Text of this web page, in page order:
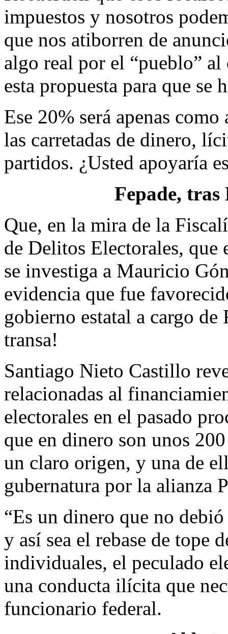
impuestos y nosotros
que nos atiborren de
algo real por el “pueblo”
esta propuesta para que se
Ese 20% será apenas
las carretadas de dinero,
partidos. ¿Usted apoyaría
Fepade,
Que, en la mira de la
de Delitos Electorales, que
se investiga a Mauricio
evidencia que fue
gobierno estatal a cargo de
transa!
Santiago Nieto Castillo
relacionadas al
electorales en el pasado
que en dinero son unos
un claro origen, y una de
gubernatura por la alianza
“Es un dinero que no
y así sea el rebase de tope
individuales, el peculado
una conducta ilícita que
funcionario federal.